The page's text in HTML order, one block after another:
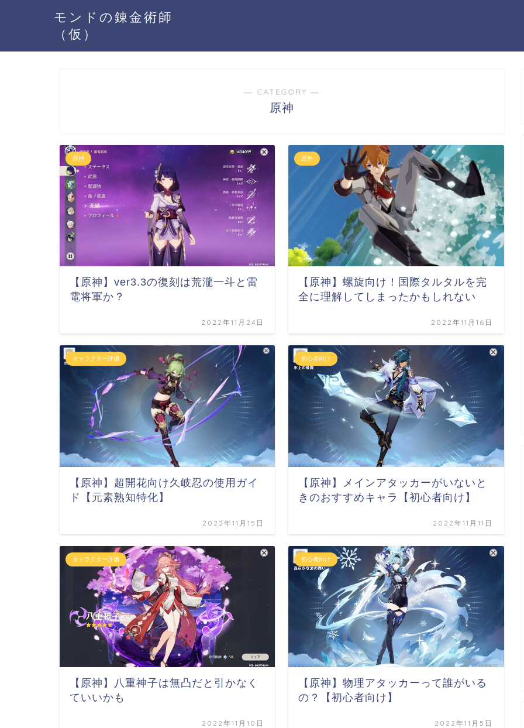
モンドの錬金術師
（仮）
― CATEGORY ―
原神
原神
【原神】ver3.3の復刻は荒瀧一斗と雷
電将軍か？
2022年11月24日
原神
【原神】螺旋向け！国際タルタルを完
全に理解してしまったかもしれない
2022年11月16日
キャラクター評価
【原神】超開花向け久岐忍の使用ガイ
ド【元素熟知特化】
2022年11月15日
初心者向け
【原神】メインアタッカーがいないと
きのおすすめキャラ【初心者向け】
2022年11月11日
キャラクター評価
【原神】八重神子は無凸だと引かなく
ていいかも
2022年11月10日
初心者向け
【原神】物理アタッカーって誰がいる
の？【初心者向け】
2022年11月5日